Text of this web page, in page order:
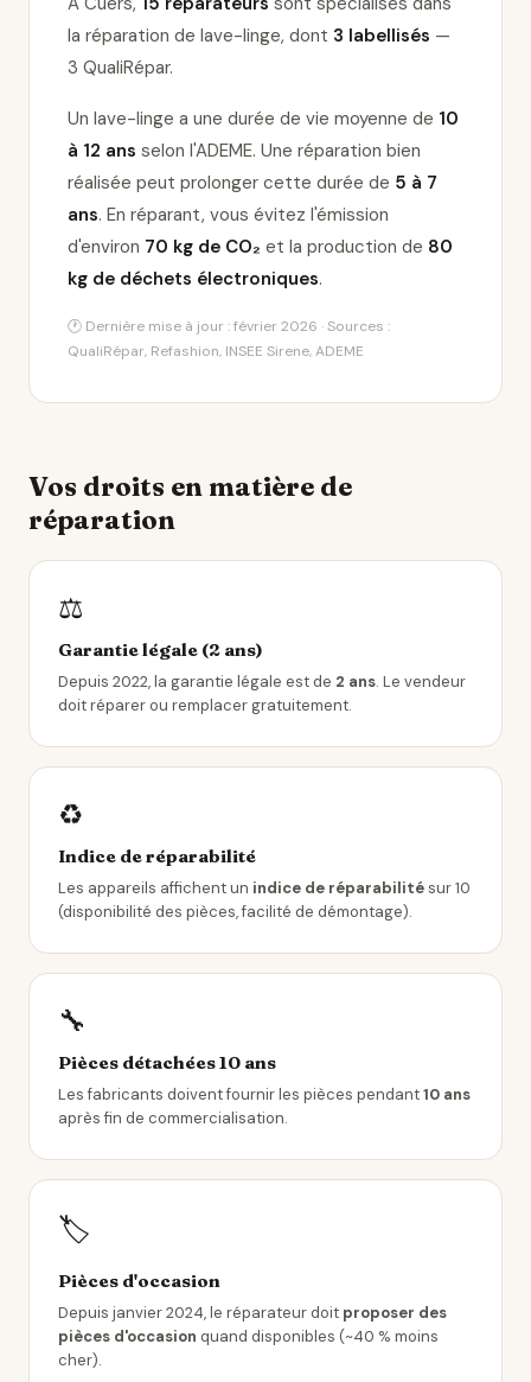
la réparation de lave-linge, dont 3 labellisés —
3 QualiRépar.
Un lave-linge a une durée de vie moyenne de 10
à 12 ans selon l'ADEME. Une réparation bien
réalisée peut prolonger cette durée de 5 à 7
ans. En réparant, vous évitez l'émission
d'environ 70 kg de CO₂ et la production de 80
kg de déchets électroniques.
🕐 Dernière mise à jour : février 2026 · Sources :
QualiRépar, Refashion, INSEE Sirene, ADEME
Vos droits en matière de
réparation
⚖️
Garantie légale (2 ans)
Depuis 2022, la garantie légale est de 2 ans. Le vendeur
doit réparer ou remplacer gratuitement.
♻️
Indice de réparabilité
Les appareils affichent un indice de réparabilitésur 10
(disponibilité des pièces, facilité de démontage).
🔧
Pièces détachées 10 ans
Les fabricants doivent fournir les pièces pendant10 ans
après fin de commercialisation.
🏷️
Pièces d'occasion
Depuis janvier 2024, le réparateur doit proposer des
pièces d'occasion quand disponibles (~40 % moins
cher).